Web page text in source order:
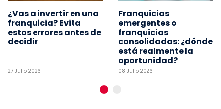
¿Vas a invertir en una
franquicia? Evita
estos errores antes de
decidir
27 Julio 2026
Franquicias
emergentes o
franquicias
consolidadas: ¿dónde
está realmente la
oportunidad?
08 Julio 2026